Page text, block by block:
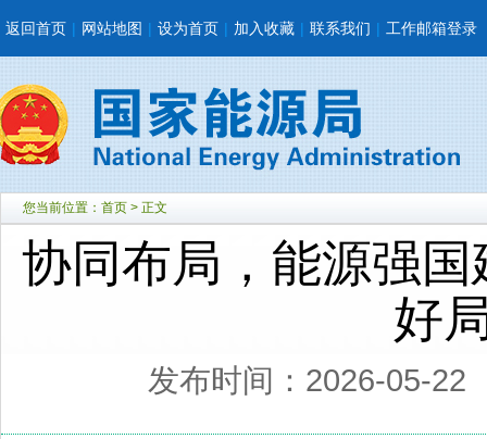
返回首页 | 网站地图 | 设为首页 | 加入收藏 | 联系我们 | 工作邮箱登录
您当前位置： 首页 > 正文
协同布局，能源强
好
发布时间：2026-05-22